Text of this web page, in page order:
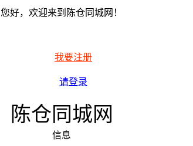
您好，欢迎来到陈仓同城网！
我要注册
请登录
陈仓同城网
信息